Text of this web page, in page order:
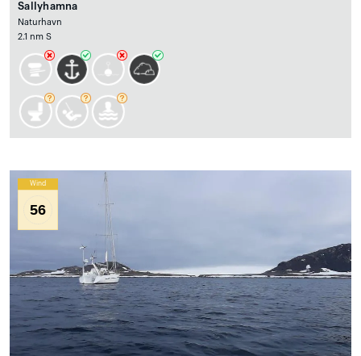
Sallyhamna
Naturhavn
2.1 nm S
Wind
56